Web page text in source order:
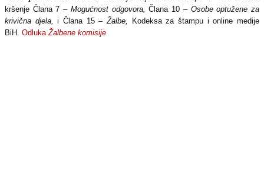
kršenje Člana 7 – Mogućnost odgovora,Člana 10 – Osobe optužene za
krivična djela,i Člana 15 –Žalbe,
Kodeksa za štampu i online medije
BiH. OdlukaŽalbene komisije